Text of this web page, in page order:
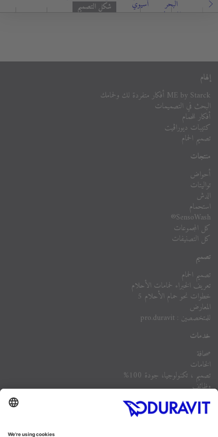
البحر
المتوسط
أسيوي
شكل التصميم
إلهام
ME by Starck أفكار متفردة لك ولحمامك
البحث في التصميمات
أفكار للحمام
كتيبات ديوراڨيت
تصميم الحمام
منتجات
أحواض
تواليتات
الدش
استحمام
SensoWash®
كل المجموعات
كل التصنيفات
تصميم
تصميم الحمام
تعريف الخبراء لحمامات الأحلام
خطوات نحو حمام الأحلام 5
المعارض
للمتخصصين : pro.duravit
خدمات
صحافة
الخامات
تصميم ، تكنولوجيا، جودة 100%
وظائف
أسئلة مكررة